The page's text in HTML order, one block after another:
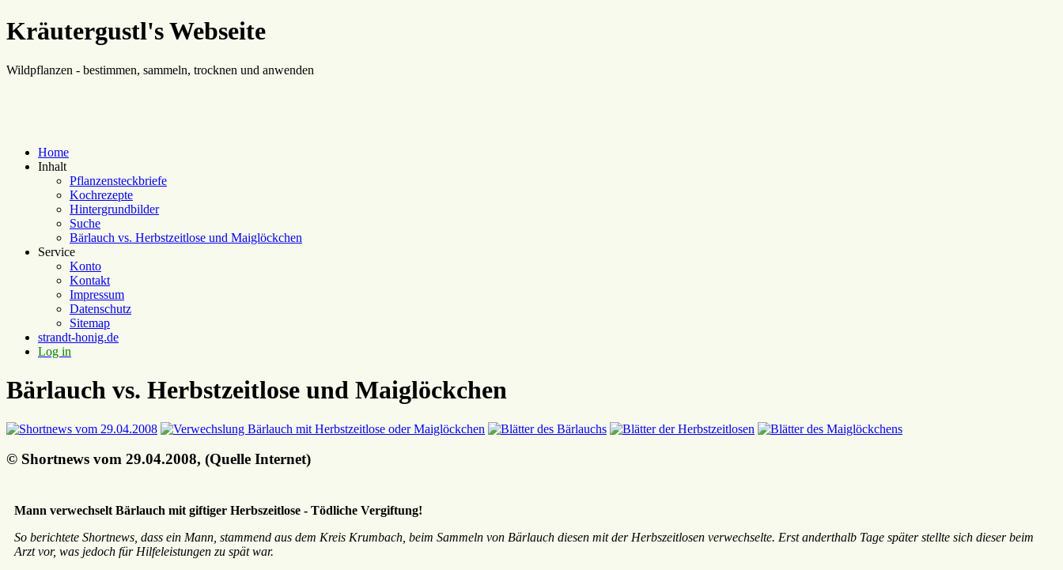
Kräutergustl's Webseite
Wildpflanzen - bestimmen, sammeln, trocknen und anwenden
Home
Inhalt
Pflanzensteckbriefe
Kochrezepte
Hintergrundbilder
Suche
Bärlauch vs. Herbstzeitlose und Maiglöckchen
Service
Konto
Kontakt
Impressum
Datenschutz
Sitemap
strandt-honig.de
Log in
Bärlauch vs. Herbstzeitlose und Maiglöckchen
© Shortnews vom 29.04.2008, (Quelle Internet)
Mann verwechselt Bärlauch mit giftiger Herbszeitlose - Tödliche Vergiftung!
So berichtete Shortnews, dass ein Mann, stammend aus dem Kreis Krumbach, beim Sammeln von Bärlauch diesen mit der Herbszeitlosen verwechselte. Erst anderthalb Tage später stellte sich dieser beim
Arzt vor, was jedoch für Hilfeleistungen zu spät war.